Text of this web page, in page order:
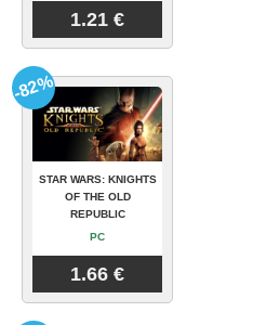
1.21 €
STAR WARS: KNIGHTS
OF THE OLD
REPUBLIC
PC
1.66 €
-82%